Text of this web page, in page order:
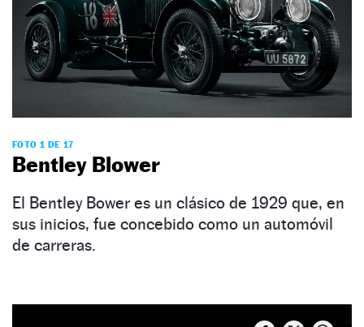
FOTO 1 DE 17
Bentley Blower
El Bentley Bower es un clásico de 1929 que, en
sus inicios, fue concebido como un automóvil
de carreras.